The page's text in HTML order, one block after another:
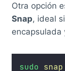
Otra opción
Snap, ideal
encapsulada
sudo snap